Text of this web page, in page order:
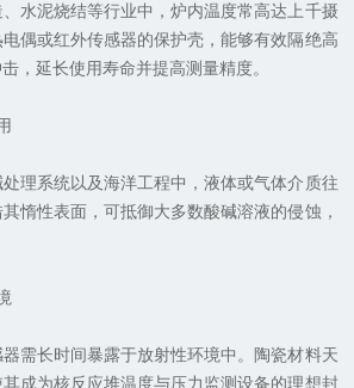
泥烧结等行业中，炉内温度常高达上千摄
偶或红外传感器的保护壳，能够有效隔绝高
，延长使用寿命并提高测量精度。
系统以及海洋工程中，液体或气体介质往
惰性表面，可抵御大多数酸碱溶液的侵蚀，
长时间暴露于放射性环境中。陶瓷材料天
成为核反应堆温度与压力监测设备的理想封